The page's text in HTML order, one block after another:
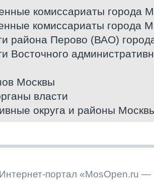
комиссариаты города
комиссариаты города
района Перово (ВАО)
Восточного
Москвы
власти
округа и районы
портал «MosOpen.ru —